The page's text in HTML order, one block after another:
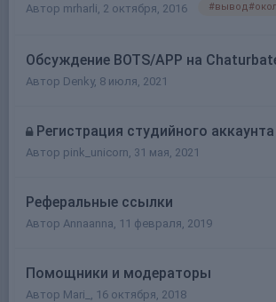
Автор mrharli 2 октября, 2016
Обсуждение BOTS/APP на
Автор Denky, 8 июля, 2021
Регистрация студийного
Автор pink_unicorn 31 мая, 2021
Реферальные ссылки
Автор Annaanna 11 февраля, 2019
Помощники и модераторы
Автор Mari_ 16 октября, 2018